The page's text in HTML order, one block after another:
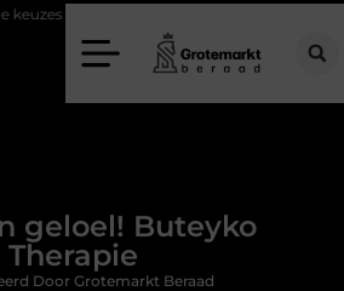
kiezen voor een rijschool in Utrecht?
geloel! Buteyko
Therapie
Door Grotemarkt Beraad